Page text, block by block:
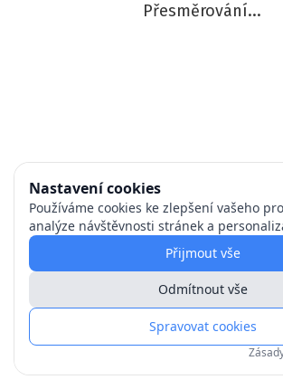
Přesměrování...
Nastavení cookies
Používáme cookies ke zlepšení vašeho
analýze návštěvnosti stránek a
Přijmout vše
Odmítnout vše
Spravovat cookies